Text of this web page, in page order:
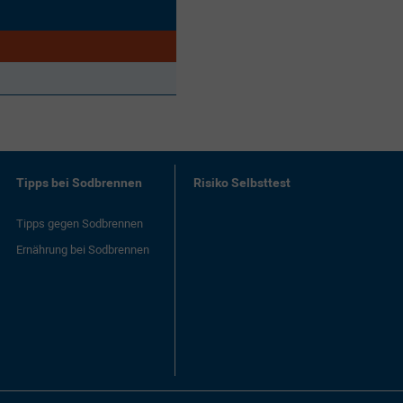
Tipps bei Sodbrennen
Tipps gegen Sodbrennen
Ernährung bei Sodbrennen
Risiko Selbsttest